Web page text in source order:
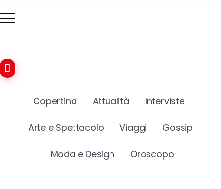
Copertina Attualità Interviste
Arte e Spettacolo Viaggi Gossip
Moda e Design Oroscopo